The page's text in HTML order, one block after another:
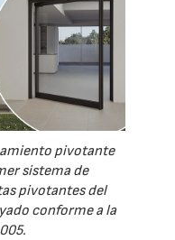
pivotante
sistema de
pivotantes del
conforme a la